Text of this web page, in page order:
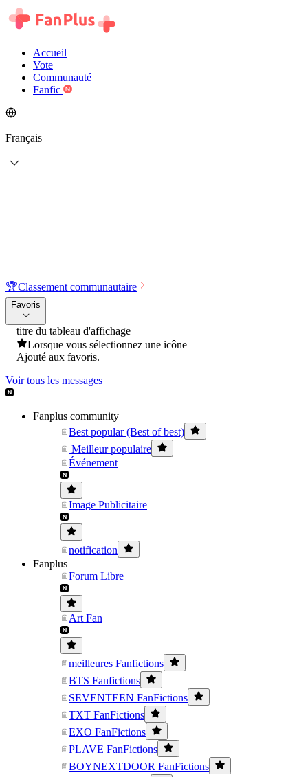
Accueil
Vote
Communauté
Fanfic
Français
🏆Classement communautaire
Favoris
titre du tableau d'affichage
Lorsque vous sélectionnez une icône
Ajouté aux favoris.
Voir tous les messages
Fanplus community
Best popular (Best of best)
Meilleur populaire
Événement
Image Publicitaire
notification
Fanplus
Forum Libre
Art Fan
meilleures Fanfictions
BTS Fanfictions
SEVENTEEN FanFictions
TXT FanFictions
EXO FanFictions
PLAVE FanFictions
BOYNEXTDOOR FanFictions